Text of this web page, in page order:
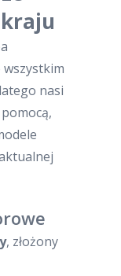
nasi
, złożony